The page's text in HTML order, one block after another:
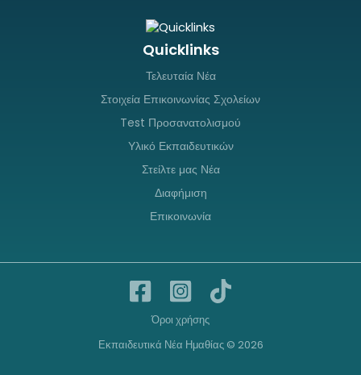
Quicklinks
Τελευταία Νέα
Στοιχεία Επικοινωνίας Σχολείων
Test Προσανατολισμού
Υλικό Εκπαιδευτικών
Στείλτε μας Νέα
Διαφήμιση
Επικοινωνία
Όροι χρήσης
Εκπαιδευτικά Νέα Ημαθίας © 2026